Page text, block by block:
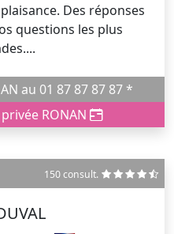
Des réponses
questions les plus
Prendre RDV avec RONAN au 01 87 87 87 87 *
RONAN
150 consult.